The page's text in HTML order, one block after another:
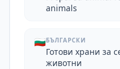
animals
🇧🇬БЪЛГАРСКИ
Готови храни за
животни